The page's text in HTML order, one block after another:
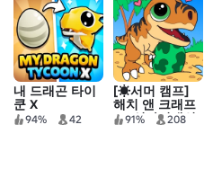
내 드래곤 타이
쿤 X
94% 42
[☀서머 캠프]
해치 앤 크래프
트: 선사시대의
91% 208